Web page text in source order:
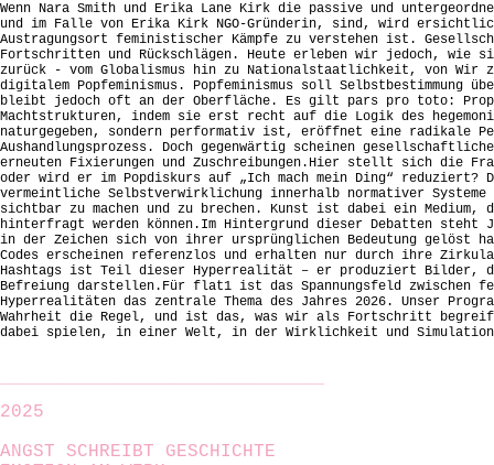
Wenn Nara Smith und Erika Lane Kirk die passive und
und im Falle von Erika Kirk NGO-Gründerin, sind, wird
Austragungsort feministischer Kämpfe zu verstehen ist.
Fortschritten und Rückschlägen. Heute erleben wir jedoch, wie
zurück - vom Globalismus hin zu Nationalstaatlichkeit, von Wir
digitalem Popfeminismus. Popfeminismus soll Selbstbestimmung
bleibt jedoch oft an der Oberfläche. Es gilt pars pro toto:
Machtstrukturen, indem sie erst recht auf die Logik des
naturgegeben, sondern performativ ist, eröffnet eine radikale
Aushandlungsprozess. Doch gegenwärtig scheinen
erneuten Fixierungen und Zuschreibungen.Hier stellt sich die
oder wird er im Popdiskurs auf „Ich mach mein Ding“
vermeintliche Selbstverwirklichung innerhalb normativer
sichtbar zu machen und zu brechen. Kunst ist dabei ein Medium,
hinterfragt werden können.Im Hintergrund dieser Debatten
in der Zeichen sich von ihrer ursprünglichen Bedeutung gelöst
Codes erscheinen referenzlos und erhalten nur durch ihre
Hashtags ist Teil dieser Hyperrealität – er produziert Bilder,
Befreiung darstellen.Für flat1 ist das Spannungsfeld zwischen
Hyperrealitäten das zentrale Thema des Jahres 2026. Unser
Wahrheit die Regel, und ist das, was wir als Fortschritt
dabei spielen, in einer Welt, in der Wirklichkeit und Simulation
2025
ANGST SCHREIBT GESCHICHTE